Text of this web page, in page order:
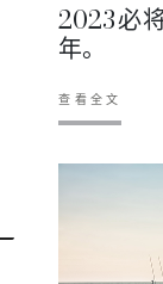
2023必
年。
查看全文